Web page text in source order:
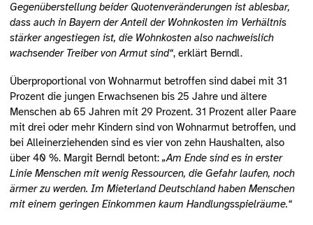
Gegenüberstellung beider Quotenveränderungen ist ablesbar,
dass auch in Bayern der Anteil der Wohnkosten im Verhältnis
stärker angestiegen ist, die Wohnkosten also nachweislich
wachsender Treiber von Armut sind“, erklärt Berndl.
Überproportional von Wohnarmut betroffen sind dabei mit 31
Prozent die jungen Erwachsenen bis 25 Jahre und ältere
Menschen ab 65 Jahren mit 29 Prozent. 31 Prozent aller Paare
mit drei oder mehr Kindern sind von Wohnarmut betroffen, und
bei Alleinerziehenden sind es vier von zehn Haushalten, also
über 40 %. Margit Berndl betont: „Am Ende sind es in erster
Linie Menschen mit wenig Ressourcen, die Gefahr laufen, noch
ärmer zu werden. Im Mieterland Deutschland haben Menschen
mit einem geringen Einkommen kaum Handlungsspielräume.“